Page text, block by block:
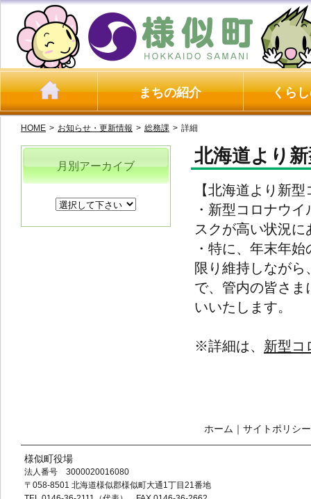
まちの紹介 くら
HOME > お知らせ・更新情報 > 総務課 > 詳細
北海道より
【北海道より新
・新型コロナウ
スクが高い状況に
・特に、年末年
限り維持しなが
で、管内の皆さ
いいたします。
※詳細は、 新型コ
月別アーカイブ
ホーム ｜ サイトポリシー
様似町役場
法人番号 3000020016080
〒058-8501 北海道様似郡様似町大通1丁目21番地